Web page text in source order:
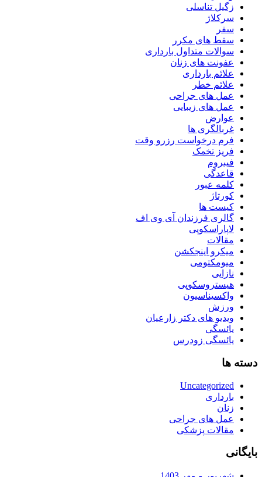
زگیل تناسلی
سرکلاژ
سفر
سقط های مکرر
سوالات متداول بارداری
عفونت های زنان
علائم بارداری
علائم خطر
عمل های جراحی
عمل های زیبایی
عوارض
غربالگری ها
فرم درخواست رزرو وقت
فریز تخمک
فیبروم
قاعدگی
کلمه عبور
کورتاژ
کیست ها
گالری فرزندان آی وی اف
لاپاراسکوپی
مقالات
میکرو اینجکشن
میومکتومی
نازایی
هیستروسکوپی
واکسیناسیون
ورزش
ویدیو های دکتر زارعیان
یائسگی
یائسگی زودرس
دسته ها
Uncategorized
بارداری
زنان
عمل های جراحی
مقالات پزشکی
بایگانی